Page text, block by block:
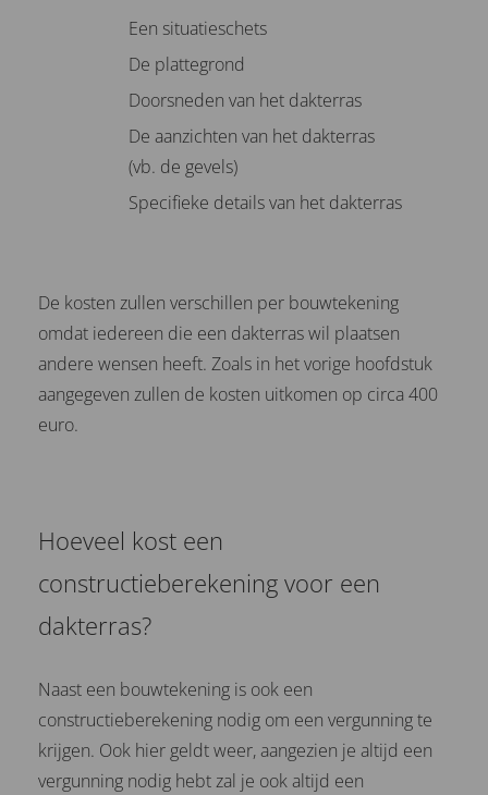
Een situatieschets
De plattegrond
Doorsneden van het dakterras
De aanzichten van het dakterras
(vb. de gevels)
Specifieke details van het dakterras
De kosten zullen verschillen per bouwtekening
omdat iedereen die een dakterras wil plaatsen
andere wensen heeft. Zoals in het vorige hoofdstuk
aangegeven zullen de kosten uitkomen op circa 400
euro.
Hoeveel kost een
constructieberekening voor een
dakterras?
Naast een bouwtekening is ook een
constructieberekening nodig om een vergunning te
krijgen. Ook hier geldt weer, aangezien je altijd een
vergunning nodig hebt zal je ook altijd een